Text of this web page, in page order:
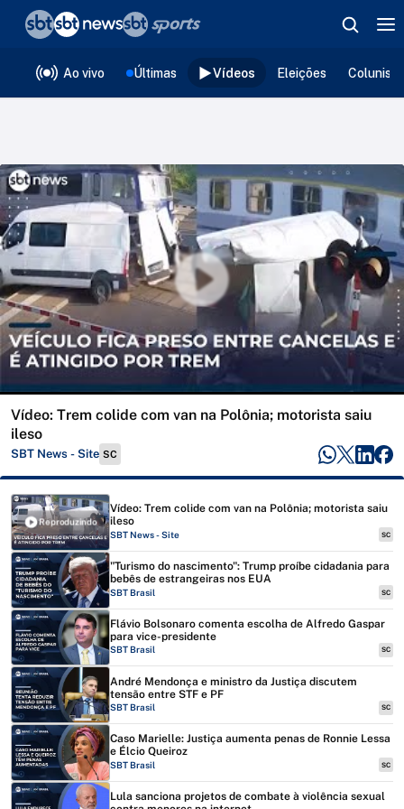
Ao vivo Últimas Vídeos Eleições
Vídeo: Trem colide com van na Polônia; motorista saiu
ileso
SBT News - Site SC
Reproduzindo
Vídeo: Trem colide com van na Polônia; motorista saiu
ileso
SBT News - Site SC
"Turismo do nascimento": Trump proíbe cidadania para
bebês de estrangeiras nos EUA
SBT Brasil SC
Flávio Bolsonaro comenta escolha de Alfredo Gaspar
para vice-presidente
SBT Brasil SC
André Mendonça e ministro da Justiça discutem
tensão entre STF e PF
SBT Brasil SC
Caso Marielle: Justiça aumenta penas de Ronnie Lessa
e Élcio Queiroz
SBT Brasil SC
Lula sanciona projetos de combate à violência sexual
❮voltar
Editorias